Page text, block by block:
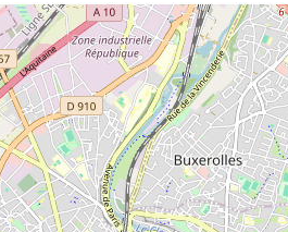
# #
#